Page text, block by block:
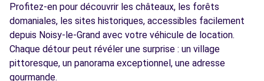
Free2move Rent - S&You - FONTENAY
SOUS BOIS (P)
9-15 AV DE LA REPUBLIQUE
FONTENAY SOUS BOIS, FR-94, 94120
Profitez-en pour découvrir les châteaux, les forêts
domaniales, les sites historiques, accessibles facilement
depuis Noisy-le-Grand avec votre véhicule de location.
Chaque détour peut révéler une surprise : un village
pittoresque, un panorama exceptionnel, une adresse
gourmande.